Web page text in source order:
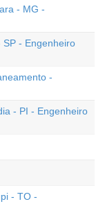
- MG -
SP - Engenheiro
-
- PI - Engenheiro
- TO -